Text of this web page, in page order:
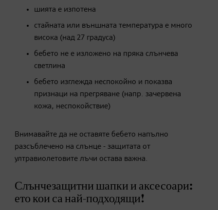
шията е изпотена
стайната или външната температура е много
висока (над 27 градуса)
бебето не е изложено на пряка слънчева
светлина
бебето изглежда неспокойно и показва
признаци на прегряване (напр. зачервена
кожа, неспокойствие)
Внимавайте да не оставяте бебето напълно
разсъблечено на слънце - защитата от
ултравиолетовите лъчи остава важна.
Слънчезащитни шапки и аксесоари:
ето кои са най-подходящи!